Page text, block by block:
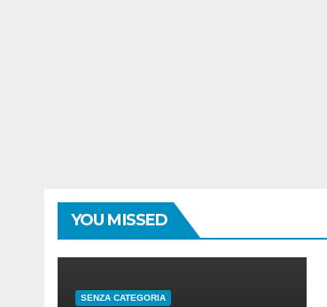
YOU MISSED
SENZA CATEGORIA